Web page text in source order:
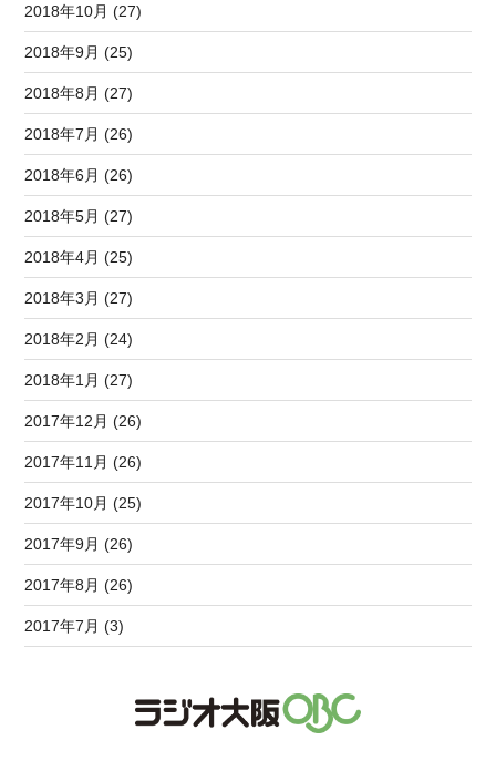
2018年10月 (27)
2018年9月 (25)
2018年8月 (27)
2018年7月 (26)
2018年6月 (26)
2018年5月 (27)
2018年4月 (25)
2018年3月 (27)
2018年2月 (24)
2018年1月 (27)
2017年12月 (26)
2017年11月 (26)
2017年10月 (25)
2017年9月 (26)
2017年8月 (26)
2017年7月 (3)